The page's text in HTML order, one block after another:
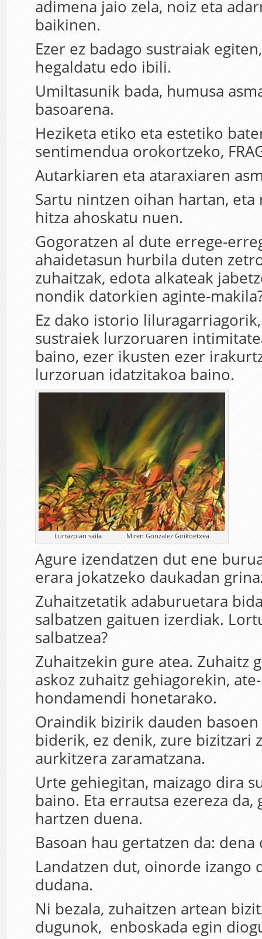
adimena jaio zela, noiz eta
baikinen.
Ezer ez badago sustraiak
hegaldatu edo ibili.
Umiltasunik bada, humusa
basoarena.
Heziketa etiko eta estetiko
sentimendua orokortzeko,
Autarkiaren eta ataraxiaren
Sartu nintzen oihan hartan, eta
hitza ahoskatu nuen.
Gogoratzen al dute errege-
ahaidetasun hurbila duten
zuhaitzak, edota alkateak
nondik datorkien aginte-
Ez dako istorio
sustraiek lurzoruaren
baino, ezer ikusten ezer
lurzoruan idatzitakoa baino.
Lurrazpian saila Miren Gonzalez Goikoetxea
Agure izendatzen dut ene
erara jokatzeko daukadan
Zuhaitzetatik adaburuetara
salbatzen gaituen izerdiak.
salbatzea?
Zuhaitzekin gure atea. Zuhaitz
askoz zuhaitz gehiagorekin,
hondamendi honetarako.
Oraindik bizirik dauden
biderik, ez denik, zure bizitzari
aurkitzera zaramatzana.
Urte gehiegitan, maizago dira
baino. Eta errautsa ezereza da,
hartzen duena.
Basoan hau gertatzen da:
Landatzen dut, oinorde izango
dudana.
Ni bezala, zuhaitzen artean
dugunok, enboskada egin